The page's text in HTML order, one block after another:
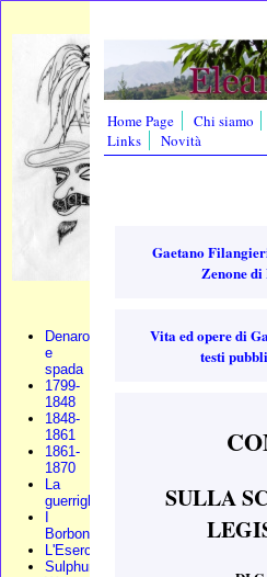
Denaro
e
spada
1799-
1848
1848-
1861
1861-
1870
La
guerriglia
Borbone
L'Esercito
Sulphur
Home Page Chi siamo
Links
Novità
Gaetano
Zenone
Vita ed opere di
testi
SULLA